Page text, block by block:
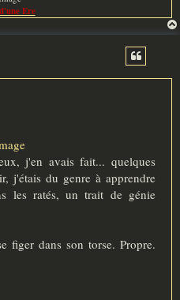
Ere
j'en avais fait... quelques
j'étais du genre à apprendre
les ratés, un trait de génie
figer dans son torse. Propre.